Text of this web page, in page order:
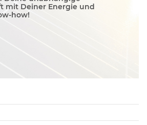
mit Deiner Energie und
how!